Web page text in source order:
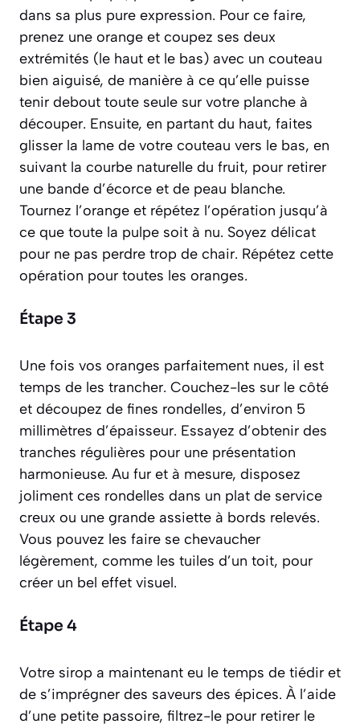
dans sa plus pure expression. Pour ce faire,
prenez une orange et coupez ses deux
extrémités (le haut et le bas) avec un couteau
bien aiguisé, de manière à ce qu’elle puisse
tenir debout toute seule sur votre planche à
découper. Ensuite, en partant du haut, faites
glisser la lame de votre couteau vers le bas, en
suivant la courbe naturelle du fruit, pour retirer
une bande d’écorce et de peau blanche.
Tournez l’orange et répétez l’opération jusqu’à
ce que toute la pulpe soit à nu. Soyez délicat
pour ne pas perdre trop de chair. Répétez cette
opération pour toutes les oranges.
Étape 3
Une fois vos oranges parfaitement nues, il est
temps de les trancher. Couchez-les sur le côté
et découpez de fines rondelles, d’environ 5
millimètres d’épaisseur. Essayez d’obtenir des
tranches régulières pour une présentation
harmonieuse. Au fur et à mesure, disposez
joliment ces rondelles dans un plat de service
creux ou une grande assiette à bords relevés.
Vous pouvez les faire se chevaucher
légèrement, comme les tuiles d’un toit, pour
créer un bel effet visuel.
Étape 4
Votre sirop a maintenant eu le temps de tiédir et
de s’imprégner des saveurs des épices. À l’aide
d’une petite passoire, filtrez-le pour retirer le